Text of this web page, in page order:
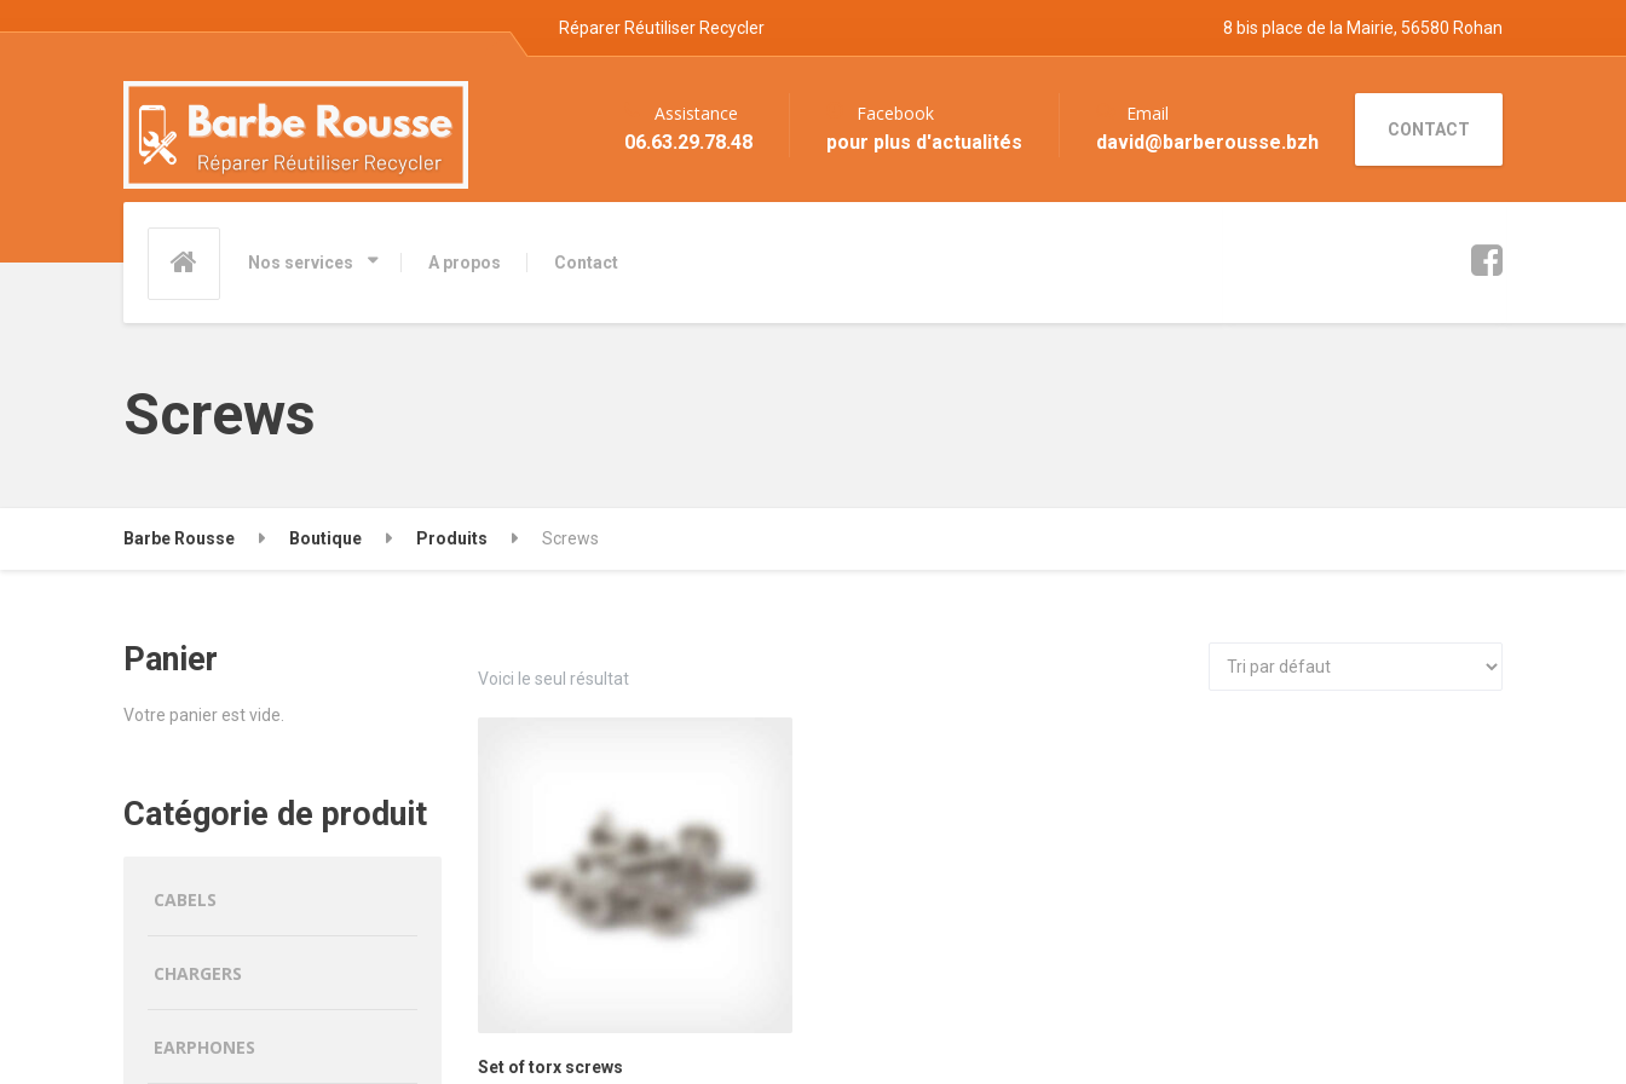
Réparer Réutiliser Recycler 8 bis place de la Mairie, 56580 Rohan
Nos services A propos Contact
Assistance
06.63.29.78.48
Facebook
pour plus d'actualités
Email
david@barberousse.bzh
CONTACT
Screws
Barbe Rousse Boutique Produits Screws
Voici le seul résultat
Set of torx screws
Panier
Votre panier est vide.
Catégorie de produit
CABELS
CHARGERS
EARPHONES